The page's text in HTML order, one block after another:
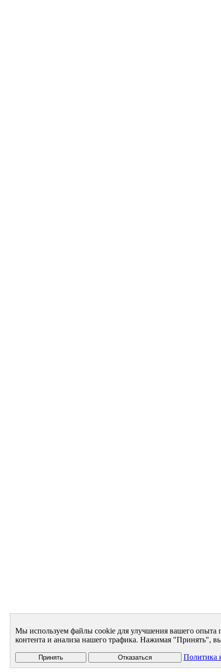
Мы используем файлы cookie для улучшения вашего опыта
контента и анализа нашего трафика. Нажимая "Принять",
Принять Отказаться Политика